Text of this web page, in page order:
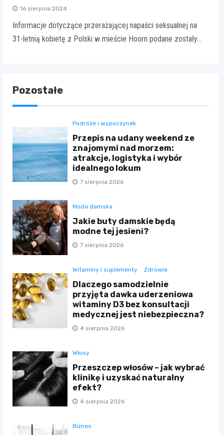
16 sierpnia 2024
Informacje dotyczące przerażającej napaści seksualnej na
31-letnią kobietę z Polski w mieście Hoorn podane zostały…
Pozostałe
Podróże i wypoczynek
Przepis na udany weekend ze
znajomymi nad morzem:
atrakcje, logistyka i wybór
idealnego lokum
7 sierpnia 2026
Moda damska
Jakie buty damskie będą
modne tej jesieni?
7 sierpnia 2026
Witaminy i suplementy Zdrowie
Dlaczego samodzielnie
przyjęta dawka uderzeniowa
witaminy D3 bez konsultacji
medycznej jest niebezpieczna?
4 sierpnia 2026
Włosy
Przeszczep włosów – jak wybrać
klinikę i uzyskać naturalny
efekt?
4 sierpnia 2026
Biznes